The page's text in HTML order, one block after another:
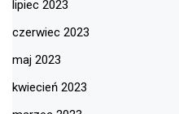
lipiec 2023
czerwiec 2023
maj 2023
kwiecień 2023